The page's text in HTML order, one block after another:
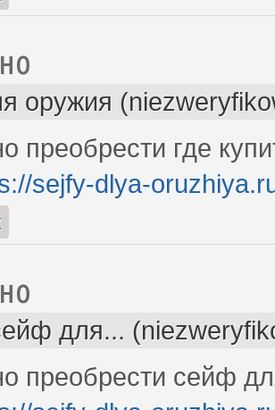
оружия
преобрести где
sejfy-dlya-
для...
преобрести сейф